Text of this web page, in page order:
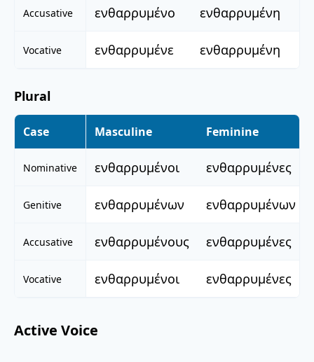
Accusative ενθαρρυμένο ενθαρρυμένη
Vocative ενθαρρυμένε ενθαρρυμένη
Plural
Case Masculine Feminine
Nominative ενθαρρυμένοι ενθαρρυμένες
Genitive ενθαρρυμένων ενθαρρυμένων
Accusative ενθαρρυμένους ενθαρρυμένες
Vocative ενθαρρυμένοι ενθαρρυμένες
Active Voice